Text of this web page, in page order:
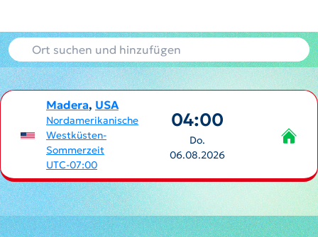
Madera, USA
Nordamerikanische
Westküsten-
Sommerzeit
UTC-07:00
04:00
Do.
06.08.2026